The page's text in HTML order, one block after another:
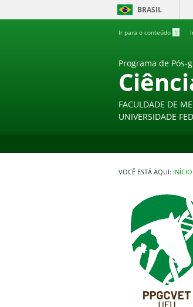
BRASIL
Ir para o conteúdo 1
Programa de Pós-
FACULDADE DE
UNIVERSIDADE
INÍCIO